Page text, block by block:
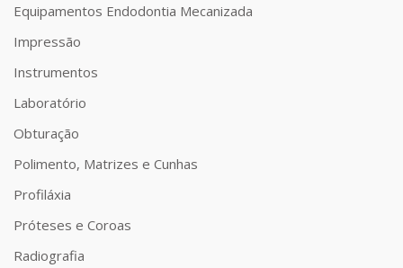
Equipamentos Endodontia Mecanizada
Impressão
Instrumentos
Laboratório
Obturação
Polimento, Matrizes e Cunhas
Profiláxia
Próteses e Coroas
Radiografia